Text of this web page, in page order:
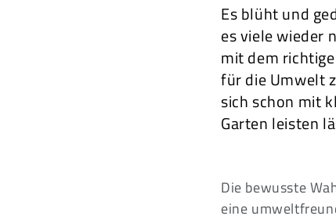
Es blüht und
es viele wieder
mit dem
für die Umwelt
sich schon mit
Garten leisten
Die bewusste
eine